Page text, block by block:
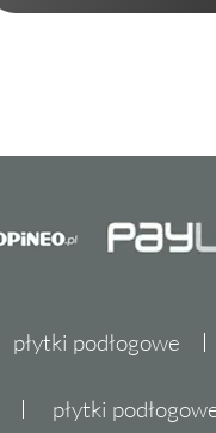
płytki podłogowe
płytki